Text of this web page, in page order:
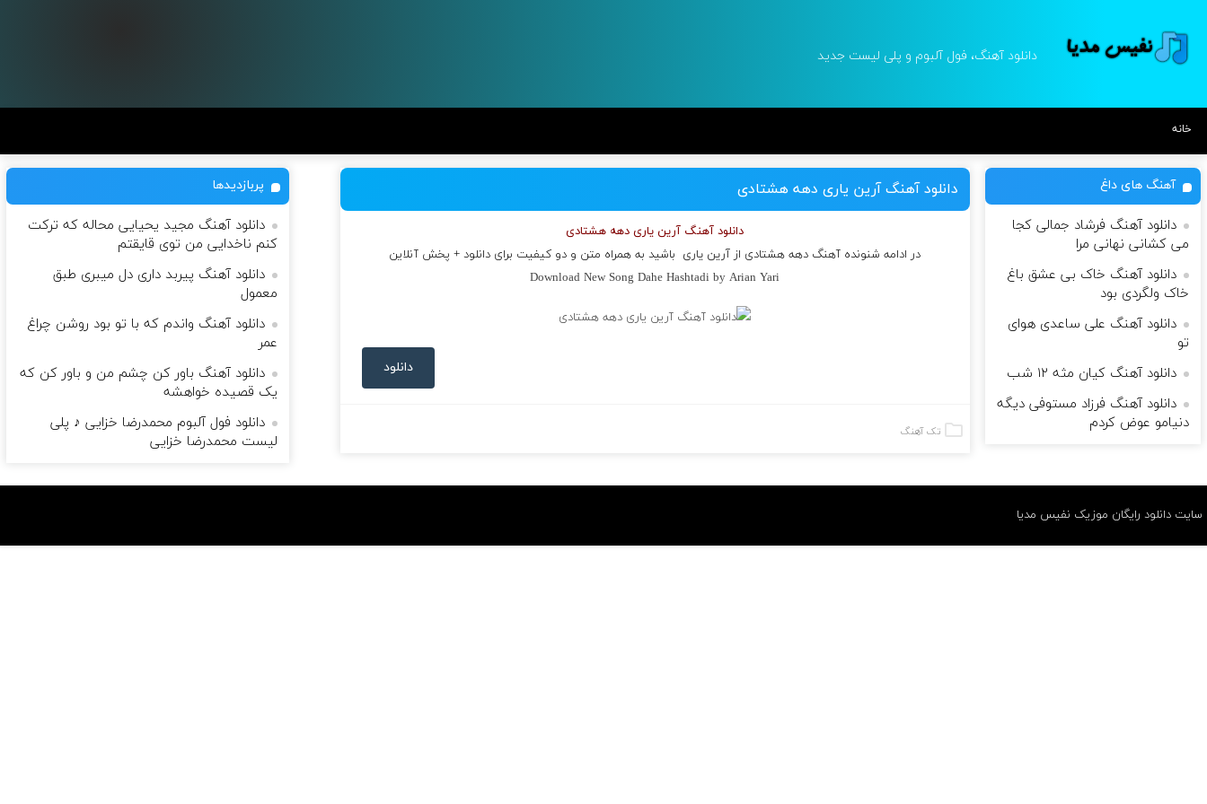
دانلود آهنگ، فول آلبوم و پلی لیست جدید
خانه
دانلود آهنگ آرین یاری دهه هشتادی
دانلود آهنگ آرین یاری دهه هشتادی
در ادامه شنونده آهنگ دهه هشتادی از آرین یاری باشید به همراه متن و دو کیفیت برای دانلود + پخش آنلاین
Download New Song Dahe Hashtadi by Arian Yari
دانلود
تک آهنگ
آهنگ های داغ
دانلود آهنگ فرشاد جمالی کجا
می کشانی نهانی مرا
دانلود آهنگ خاک بی عشق باغ
خاک ولگردی بود
دانلود آهنگ على ساعدى هواى
تو
دانلود آهنگ کیان مثه ۱۲ شب
دانلود آهنگ فرزاد مستوفی دیگه
دنیامو عوض کردم
پربازدیدها
دانلود آهنگ مجید یحیایی محاله که ترکت
کنم ناخدایی من توی قایقتم
دانلود آهنگ پیربد داری دل میبری طبق
معمول
دانلود آهنگ واندم که با تو بود روشن چراغ
عمر
دانلود آهنگ باور كن چشم من و باور كن كه
یک قصيده خواهشه
دانلود فول آلبوم محمدرضا خزایی ♪ پلی
لیست محمدرضا خزایی
سایت دانلود رایگان موزیک نفیس مدیا